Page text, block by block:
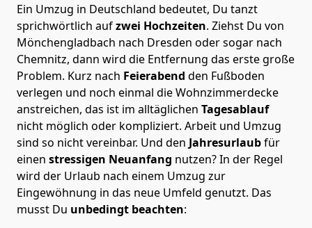
Ein Umzug in Deutschland bedeutet, Du tanzt
sprichwörtlich aufzwei Hochzeiten. Ziehst Du von
Mönchen­gladbach nach Dresden oder sogar nach
Chemnitz, dann wird die Entfernung das erste große
Problem. Kurz nach Feierabend den Fußboden
verlegen und noch einmal die Wohnzimmerdecke
anstreichen, das ist im alltäglichen Tagesablauf
nicht möglich oder kompliziert. Arbeit und Umzug
sind so nicht vereinbar. Und den Jahresurlaubfür
einen stressigen Neuanfang nutzen? In der Regel
wird der Urlaub nach einem Umzug zur
Eingewöhnung in das neue Umfeld genutzt. Das
musst Du unbedingt beachten: